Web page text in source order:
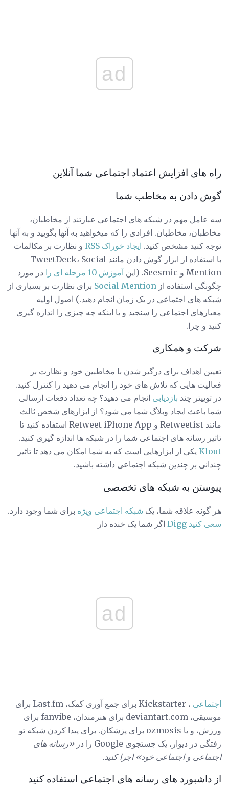
ad
راه های افزایش اعتماد اجتماعی شما آنلاین
گوش دادن به مخاطب شما
سه عامل مهم در شبکه های اجتماعی عبارتند از مخاطبان،
مخاطبان، مخاطبان. افرادی را که میخواهید به آنها بگویید و به آنها
توجه کنید مشخص کنید. ایجاد خوراک RSS
و نظارت بر مکالمات
با استفاده از ابزار گوش دادن مانند TweetDeck، Social
Mention و Seesmic. (این
آموزش 10 مرحله ای را
در مورد
چگونگی استفاده از Social Mention برای نظارت بر بسیاری از
شبکه های اجتماعی در یک زمان انجام دهید.) اصول اولیه
معیارهای اجتماعی را سنجید و یا اینکه چه چیزی را اندازه گیری
کنید و چرا.
شرکت و همکاری
تعیین اهداف برای درگیر شدن با مخاطبین خود و نظارت بر
فعالیت هایی که تلاش های خود را انجام می دهید را کنترل کنید.
در توییتر چند بازدیابی انجام می دهید؟ چه تعداد دفعات ارسالی
شما باعث ایجاد وبلاگ شما می شود؟ از ابزارهای شخص ثالث
مانند Retweetist و Retweet iPhone App استفاده کنید تا
تاثیر رسانه های اجتماعی شما را در شبکه ها اندازه گیری کنید.
Klout یکی از ابزارهایی است که به شما امکان می دهد تا تاثیر
چندانی بر چندین شبکه اجتماعی داشته باشید.
پیوستن به شبکه های تخصصی
هر گونه علاقه شما، یک شبکه اجتماعی ویژه برای شما وجود دارد.
سعی کنید Digg
اگر شما یک خنده دار
ad
اجتماعی
، Kickstarter برای جمع آوری کمک، Last.fm برای
موسیقی، deviantart.com برای هنرمندان، fanvibe برای
ورزش، و یا ozmosis برای پزشکان. برای پیدا کردن شبکه تو
رفتگی در دیوار، یک جستجوی Google را در
«رسانه های
اجتماعی و اجتماعی خود» اجرا کنید.
از داشبورد های رسانه های اجتماعی استفاده کنید